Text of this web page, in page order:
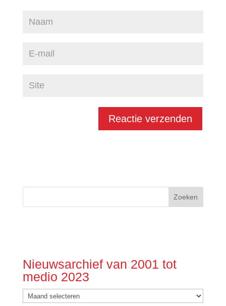
Nieuwsarchief van 2001 tot
medio 2023
Nieuwsarchief